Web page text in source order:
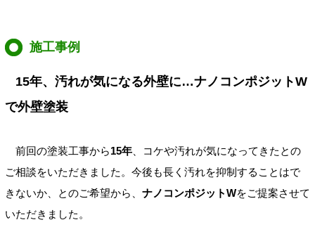
施工事例
15年、汚れが気になる外壁に…ナノコンポジットW
で外壁塗装
前回の塗装工事から15年 、コケや汚れが気になってきたとの
ご相談をいただきました。今後も長く汚れを抑制することはで
きないか、とのご希望から、 ナノコンポジットWをご提案させて
いただきました。